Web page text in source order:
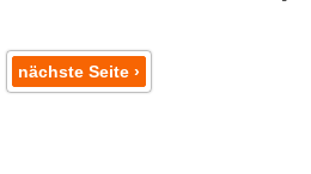
nächste Seite ›